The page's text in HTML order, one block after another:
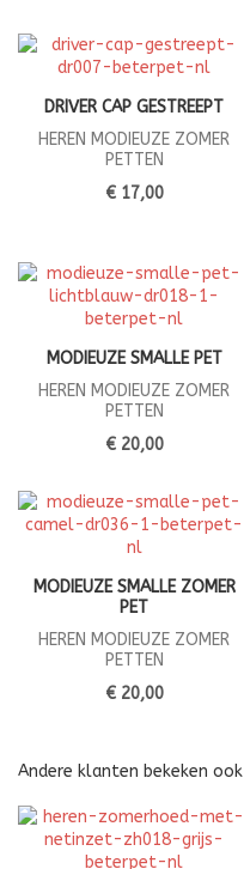
DRIVER CAP GESTREEPT
HEREN MODIEUZE ZOMER
PETTEN
€ 17,00
MODIEUZE SMALLE PET
HEREN MODIEUZE ZOMER
PETTEN
€ 20,00
MODIEUZE SMALLE ZOMER
PET
HEREN MODIEUZE ZOMER
PETTEN
€ 20,00
Andere klanten bekeken ook